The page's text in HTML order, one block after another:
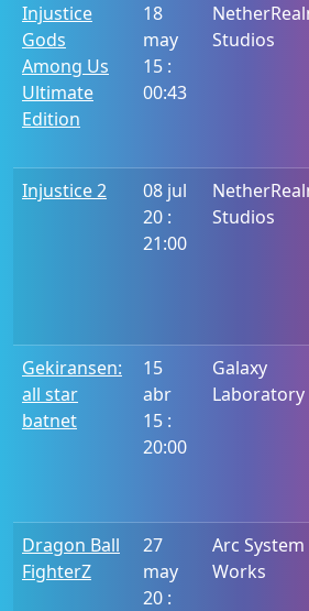
Injustice
Gods
Among Us
Ultimate
Edition
18
may
15 :
00:43
Studios
Injustice 2
08 jul
20 :
21:00
Studios
Gekiransen:
all star
batnet
15
abr
15 :
20:00
Galaxy
Laboratory
Dragon Ball
FighterZ
27
may
20 :
Arc System
Works